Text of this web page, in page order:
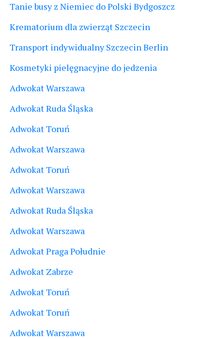
Tanie busy z Niemiec do Polski Bydgoszcz
Krematorium dla zwierząt Szczecin
Transport indywidualny Szczecin Berlin
Kosmetyki pielęgnacyjne do jedzenia
Adwokat Warszawa
Adwokat Ruda Śląska
Adwokat Toruń
Adwokat Warszawa
Adwokat Toruń
Adwokat Warszawa
Adwokat Ruda Śląska
Adwokat Warszawa
Adwokat Praga Południe
Adwokat Zabrze
Adwokat Toruń
Adwokat Toruń
Adwokat Warszawa